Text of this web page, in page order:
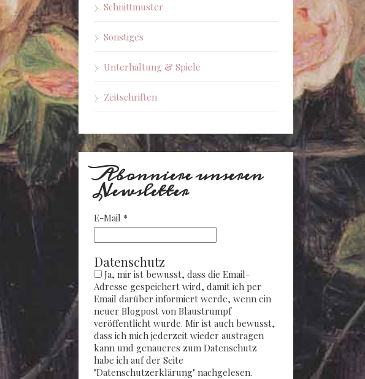
Schnittmuster
Sonstiges
Unterhaltung & Spiele
Zeitschriften
Abonniere unseren
Newsletter
E-Mail *
Datenschutz
Ja, mir ist bewusst, dass die Email-
Adresse gespeichert wird, damit ich per
Email darüber informiert werde, wenn ein
neuer Blogpost von Blaustrumpf
veröffentlicht wurde. Mir ist auch bewusst,
dass ich mich jederzeit wieder austragen
kann und genaueres zum Datenschutz
habe ich auf der Seite
"Datenschutzerklärung" nachgelesen.